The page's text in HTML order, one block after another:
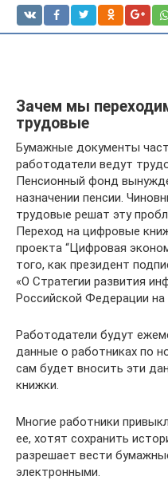
Зачем мы
трудовые
Бумажные документы
работодатели ведут
Пенсионный фонд
назначении пенсии.
трудовые решат эту
Переход на цифровые
проекта “Цифровая
того, как президент
«О Стратегии развития
Российской Федерации на
Работодатели будут
данные о работниках по
сам будет вносить эти
книжки.
Многие работники
ее, хотят сохранить
разрешает вести
электронными.